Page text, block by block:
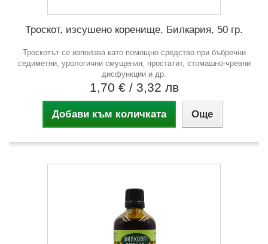
Троскот, изсушено коренище, Билкария, 50 гр.
Троскотът се използва като помощно средство при бъбречни
седиметни, урологични смущения, простатит, стомашно-чревни
дисфункции и др.
1,70 € / 3,32 лв
Добави към количката Още